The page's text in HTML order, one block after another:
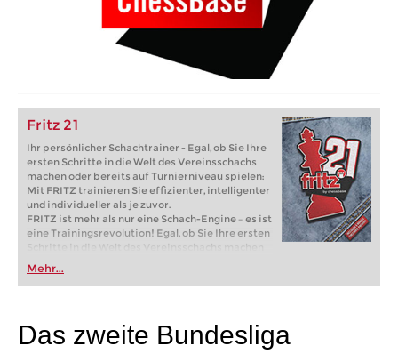
Fritz 21
Ihr persönlicher Schachtrainer - Egal, ob Sie Ihre
ersten Schritte in die Welt des Vereinsschachs
machen oder bereits auf Turnierniveau spielen:
Mit FRITZ trainieren Sie effizienter, intelligenter
und individueller als je zuvor.
FRITZ ist mehr als nur eine Schach-Engine – es ist
eine Trainingsrevolution! Egal, ob Sie Ihre ersten
Schritte in die Welt des Vereinsschachs machen
oder bereits auf Turnierniveau spielen: Mit
FRITZ trainieren Sie effizienter, intelligenter und
individueller als je zuvor.
Mehr...
Das zweite Bundesliga